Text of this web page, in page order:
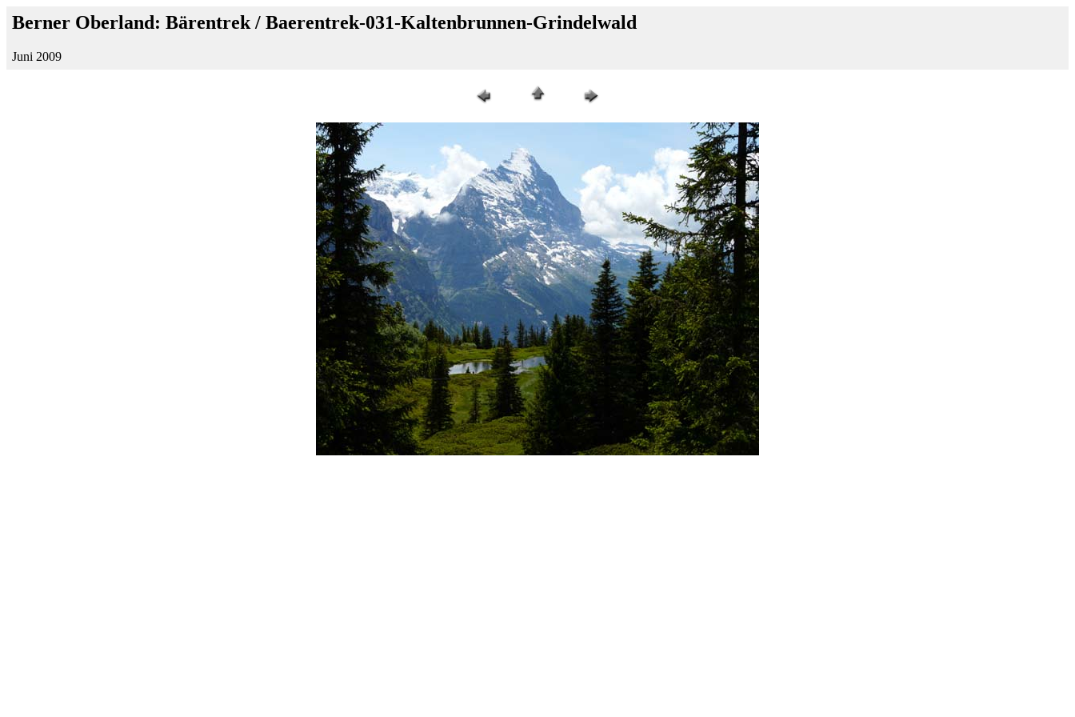
Berner Oberland: Bärentrek / Baerentrek-031-Kaltenbrunnen-Grindelwald
Juni 2009